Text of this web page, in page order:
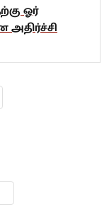
ஓர்